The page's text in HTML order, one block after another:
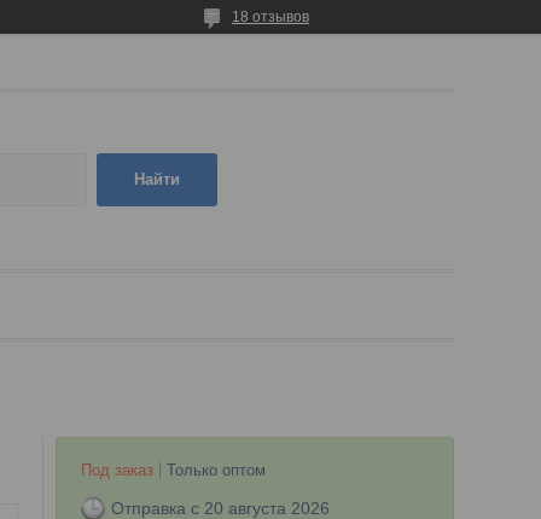
18 отзывов
Найти
Под заказ Только оптом
Отправка с 20 августа 2026